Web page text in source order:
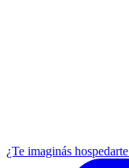
¿Te imaginás